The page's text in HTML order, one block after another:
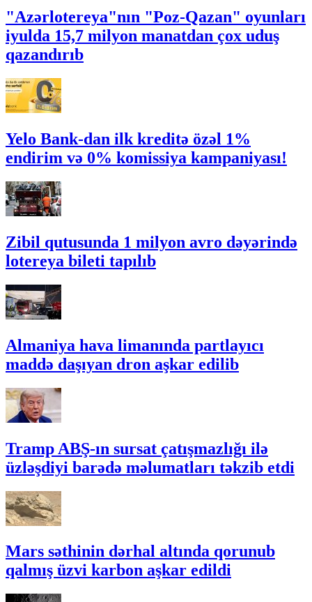
"Azərlotereya"nın "Poz-Qazan" oyunları
iyulda 15,7 milyon manatdan çox uduş
qazandırıb
Yelo Bank-dan ilk kreditə özəl 1%
endirim və 0% komissiya kampaniyası!
Zibil qutusunda 1 milyon avro dəyərində
lotereya bileti tapılıb
Almaniya hava limanında partlayıcı
maddə daşıyan dron aşkar edilib
Tramp ABŞ-ın sursat çatışmazlığı ilə
üzləşdiyi barədə məlumatları təkzib etdi
Mars səthinin dərhal altında qorunub
qalmış üzvi karbon aşkar edildi